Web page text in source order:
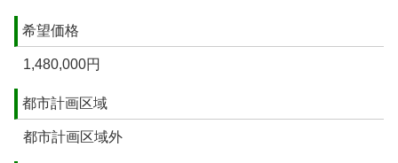
希望価格
1,480,000円
都市計画区域
都市計画区域外